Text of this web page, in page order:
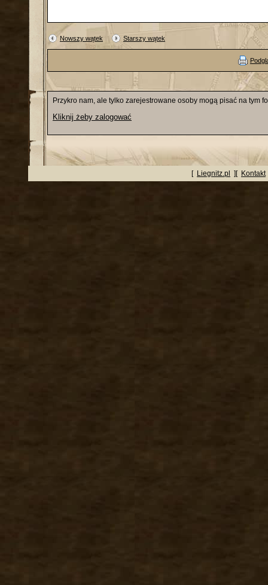
Nowszy wątek Starszy wątek
Przykro nam, ale tylko zarejestrowane osoby mogą pisać na tym
Kliknij żeby zalogować
[ Liegnitz.pl ][ Kontakt